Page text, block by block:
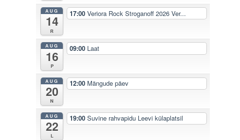
AUG
14
R
17:00 Veriora Rock Stroganoff 2026 Ver...
AUG
16
P
09:00 Laat
AUG
20
N
12:00 Mängude päev
AUG
22
L
19:00 Suvine rahvapidu Leevi külaplatsil